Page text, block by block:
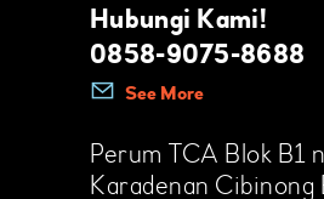
Hubungi Kami!
0858-9075-8688
See More
Perum TCA Blok B1
Karadenan Cibinong